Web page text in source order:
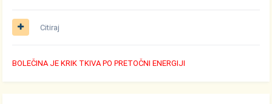
Citiraj
BOLEČINA JE KRIK TKIVA PO PRETOČNI ENERGIJI